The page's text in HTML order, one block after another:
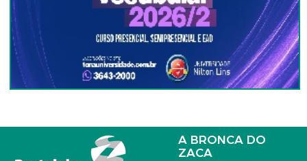
A BRONCA DO
ZACA